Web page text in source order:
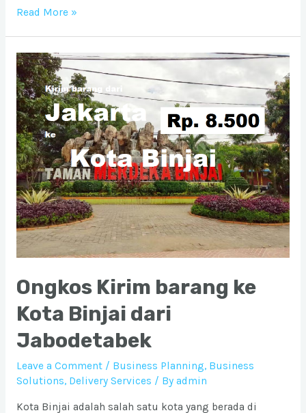
Ongkos
ke
Kabupaten
Asahan
dari
Jabodetabek
Read More »
Ongkos Kirim barang ke
Kota Binjai dari
Jabodetabek
Leave a Comment / Business Planning, Business
Solutions, Delivery Services / By admin
Kota Binjai adalah salah satu kota yang berada di